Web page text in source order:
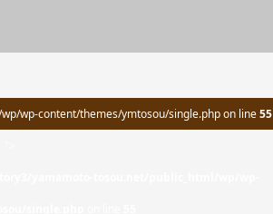
wp-content/themes/ymtosou/single.php on line55